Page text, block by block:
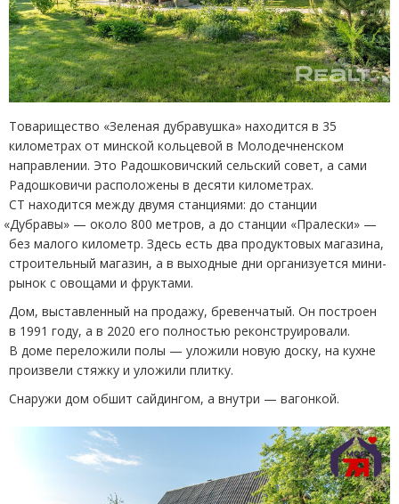
Товарищество «Зеленая дубравушка» находится в 35
километрах от минской кольцевой в Молодечненском
направлении. Это Радошковичский сельский совет, а сами
Радошковичи расположены в десяти километрах.
СТ находится между двумя станциями: до станции
«Дубравы» — около 800 метров, а до станции «Пралески» —
без малого километр. Здесь есть два продуктовых магазина,
строительный магазин, а в выходные дни организуется мини-
рынок с овощами и фруктами.
Дом, выставленный на продажу, бревенчатый. Он построен
в 1991 году, а в 2020 его полностью реконструировали.
В доме переложили полы — уложили новую доску, на кухне
произвели стяжку и уложили плитку.
Снаружи дом обшит сайдингом, а внутри — вагонкой.